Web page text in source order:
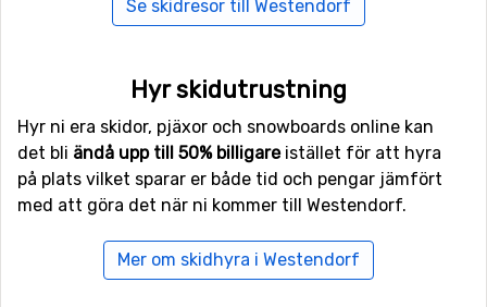
på i snön, och en bra liftverksamhet som hjälper dig att
Förutom skidåkning kan du med fördel även testa på att
åka kälke i deras naturrodelbana, njuta av en romantisk
slädtur med häst eller ta en snöskotur. Här trivs både
amatörer och nybörjare som vill utmana sig själva och
varva med annan rolig underhållning.
Vill du dessutom utmana dig själv ytterligare så ligger
byn sammankopplat medSkiwelt Wilder Kaiser
Se skidresor till Westendorf
Hyr skidutrustning
Hyr ni era skidor, pjäxor och snowboards online kan
det bli ändå upp till 50% billigareistället för att hyra
på plats vilket sparar er både tid och pengar jämfört
med att göra det när ni kommer till Westendorf.
Mer om skidhyra i Westendorf